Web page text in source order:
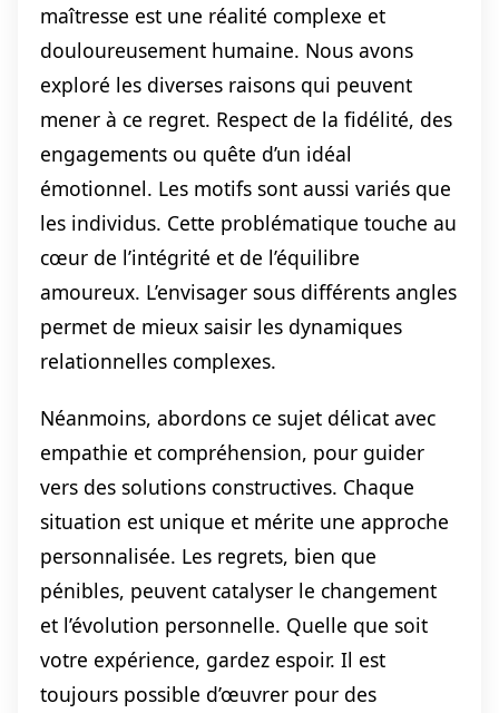
maîtresse est une réalité complexe et
douloureusement humaine. Nous avons
exploré les diverses raisons qui peuvent
mener à ce regret. Respect de la fidélité, des
engagements ou quête d’un idéal
émotionnel. Les motifs sont aussi variés que
les individus. Cette problématique touche au
cœur de l’intégrité et de l’équilibre
amoureux. L’envisager sous différents angles
permet de mieux saisir les dynamiques
relationnelles complexes.
Néanmoins, abordons ce sujet délicat avec
empathie et compréhension, pour guider
vers des solutions constructives. Chaque
situation est unique et mérite une approche
personnalisée. Les regrets, bien que
pénibles, peuvent catalyser le changement
et l’évolution personnelle. Quelle que soit
votre expérience, gardez espoir. Il est
toujours possible d’œuvrer pour des